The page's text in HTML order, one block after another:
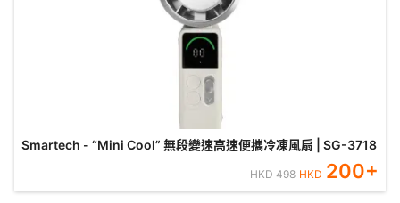
Smartech - “Mini Cool” 無段變速高速便攜冷凍風扇 | SG-3718
HKD498 HKD 200+